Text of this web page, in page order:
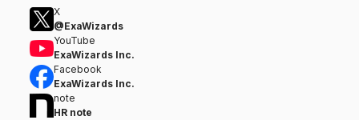
X
@ExaWizards
YouTube
ExaWizards Inc.
Facebook
ExaWizards Inc.
note
HR note